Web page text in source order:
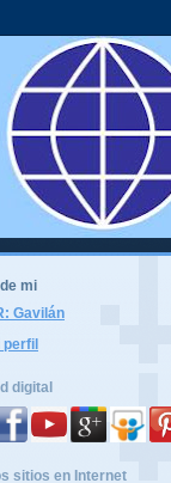
mi
Gavilán
perfil
digital
sitios en Internet